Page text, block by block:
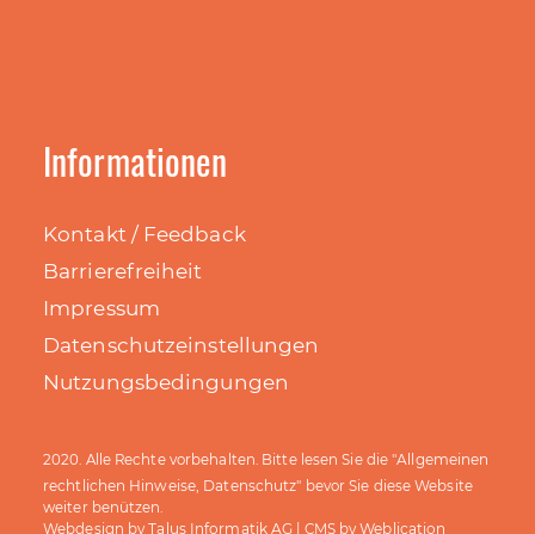
Informationen
Kontakt / Feedback
Barrierefreiheit
Impressum
Datenschutzeinstellungen
Nutzungsbedingungen
2020. Alle Rechte vorbehalten. Bitte lesen Sie die "Allgemeinen
rechtlichen Hinweise, Datenschutz" bevor Sie diese Website
weiter benützen.
Webdesign byTalus Informatik AG | CMS byWeblication